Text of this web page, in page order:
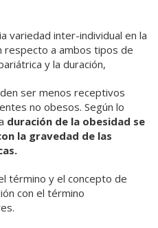
variedad inter-individual en la
respecto a ambos tipos de
y la duración,
ser menos receptivos
no obesos. Según lo
duración de la obesidad se
la gravedad de las
término y el concepto de
con el término